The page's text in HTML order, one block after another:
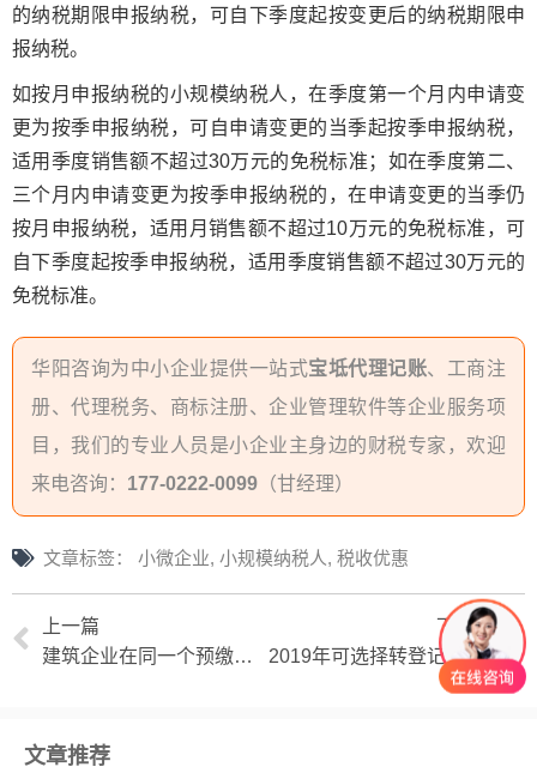
的纳税期限申报纳税，可自下季度起按变更后的纳税期限申
报纳税。
如按月申报纳税的小规模纳税人，在季度第一个月内申请变
更为按季申报纳税，可自申请变更的当季起按季申报纳税，
适用季度销售额不超过30万元的免税标准；如在季度第二、
三个月内申请变更为按季申报纳税的，在申请变更的当季仍
按月申报纳税，适用月销售额不超过10万元的免税标准，可
自下季度起按季申报纳税，适用季度销售额不超过30万元的
免税标准。
华阳咨询为中小企业提供一站式宝坻代理记账、工商注
册、代理税务、商标注册、企业管理软件等企业服务项
目，我们的专业人员是小企业主身边的财税专家，欢迎
来电咨询： 177-0222-0099 （甘经理）
文章标签： 小微企业, 小规模纳税人, 税收优惠
上一篇
建筑企业在同一个预缴地所有项目合并计算月总销售额
下一篇
2019年可选择转登记为小规模纳税人的范围是什么？
文章推荐